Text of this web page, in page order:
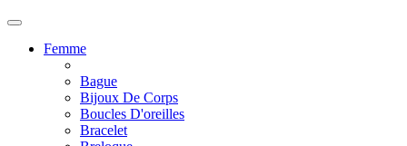
Femme
Bague
Bijoux De Corps
Boucles D'oreilles
Bracelet